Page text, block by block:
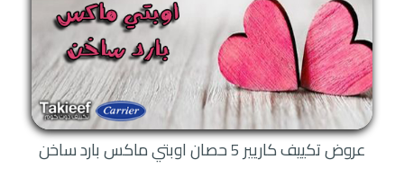
عروض تكييف كاريير 5 حصان اوبتي ماكس بارد ساخن